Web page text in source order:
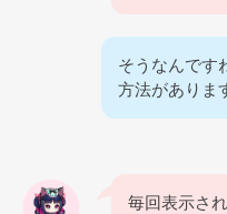
そうなんです
方法がありま
毎回表示さ